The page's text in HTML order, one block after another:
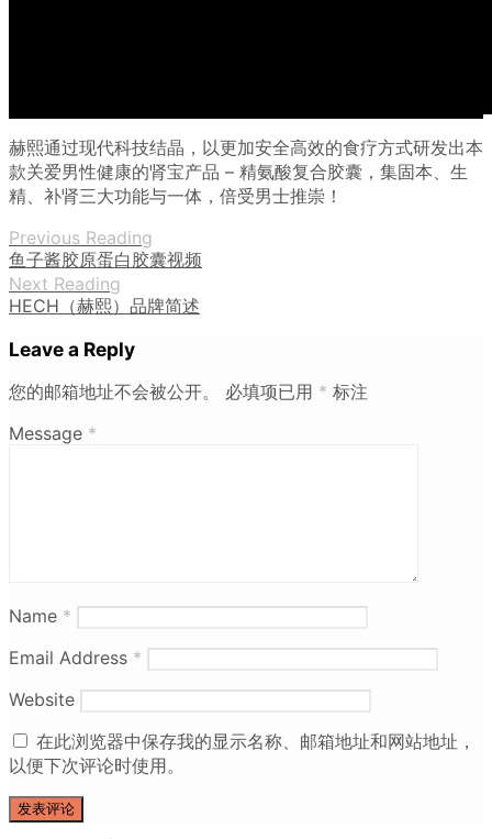
赫熙通过现代科技结晶，以更加安全高效的食疗方式研发出本
款关爱男性健康的肾宝产品 – 精氨酸复合胶囊，集固本、生
精、补肾三大功能与一体，倍受男士推崇！
Previous Reading
鱼子酱胶原蛋白胶囊视频
Next Reading
HECH（赫熙）品牌简述
Leave a Reply
您的邮箱地址不会被公开。 必填项已用 * 标注
Message *
Name *
Email Address *
Website
在此浏览器中保存我的显示名称、邮箱地址和网站地址，
以便下次评论时使用。